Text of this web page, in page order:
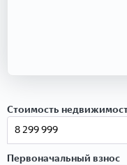
Стоимость
Первоначальный взнос